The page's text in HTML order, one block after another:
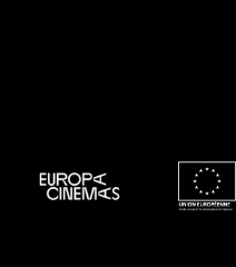
Bruxelles
Charleroi
Europa Cinemas